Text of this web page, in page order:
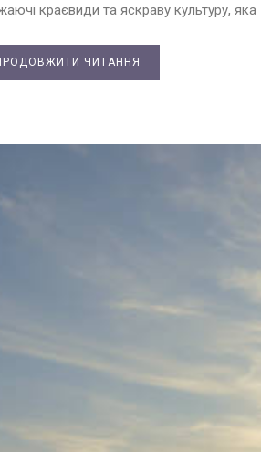
краєвиди та яскраву культуру, яка
ЧИТАННЯ